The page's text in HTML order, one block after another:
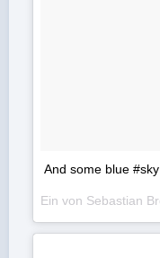
And some blue #sky